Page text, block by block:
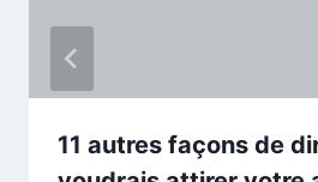
11 autres façons de